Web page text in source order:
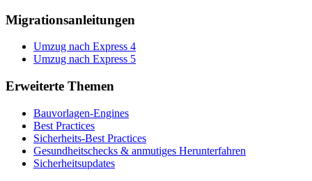
Migrationsanleitungen
Umzug nach Express 4
Umzug nach Express 5
Erweiterte Themen
Bauvorlagen-Engines
Best Practices
Sicherheits-Best Practices
Gesundheitschecks & anmutiges Herunterfahren
Sicherheitsupdates